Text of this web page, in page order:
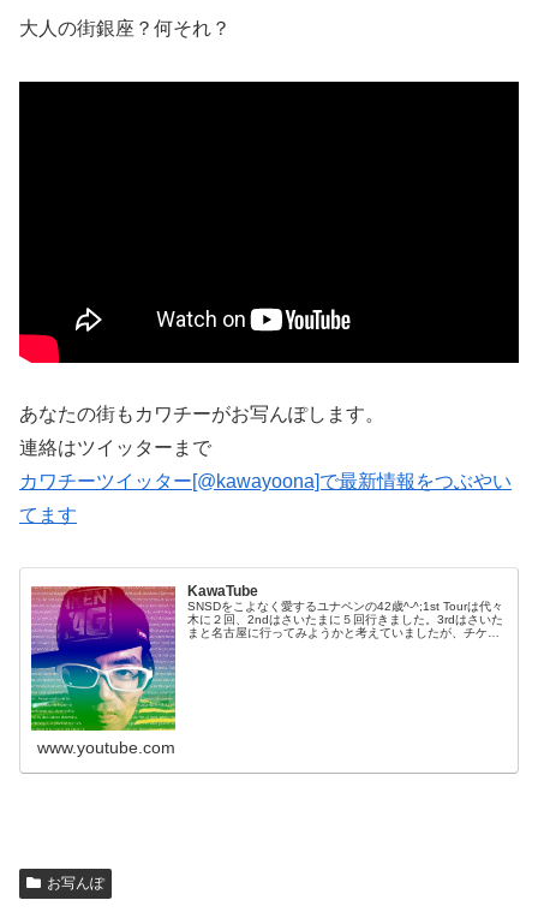
大人の街銀座？何それ？
あなたの街もカワチーがお写んぽします。
連絡はツイッターまで
カワチーツイッター[@kawayoona]で最新情報をつぶやい
てます
KawaTube
SNSDをこよなく愛するユナペンの42歳^-^;1st Tourは代々
木に２回、2ndはさいたまに５回行きました。3rdはさいた
まと名古屋に行ってみようかと考えていましたが、チケッ
www.youtube.com
お写んぽ